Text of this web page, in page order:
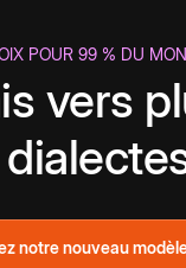
POUR 99 % DU
vers
notre nouveau